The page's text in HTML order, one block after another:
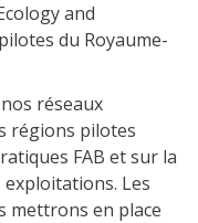
and
du Royaume-
réseaux
régions pilotes
FAB et sur la
Les
mettrons en place